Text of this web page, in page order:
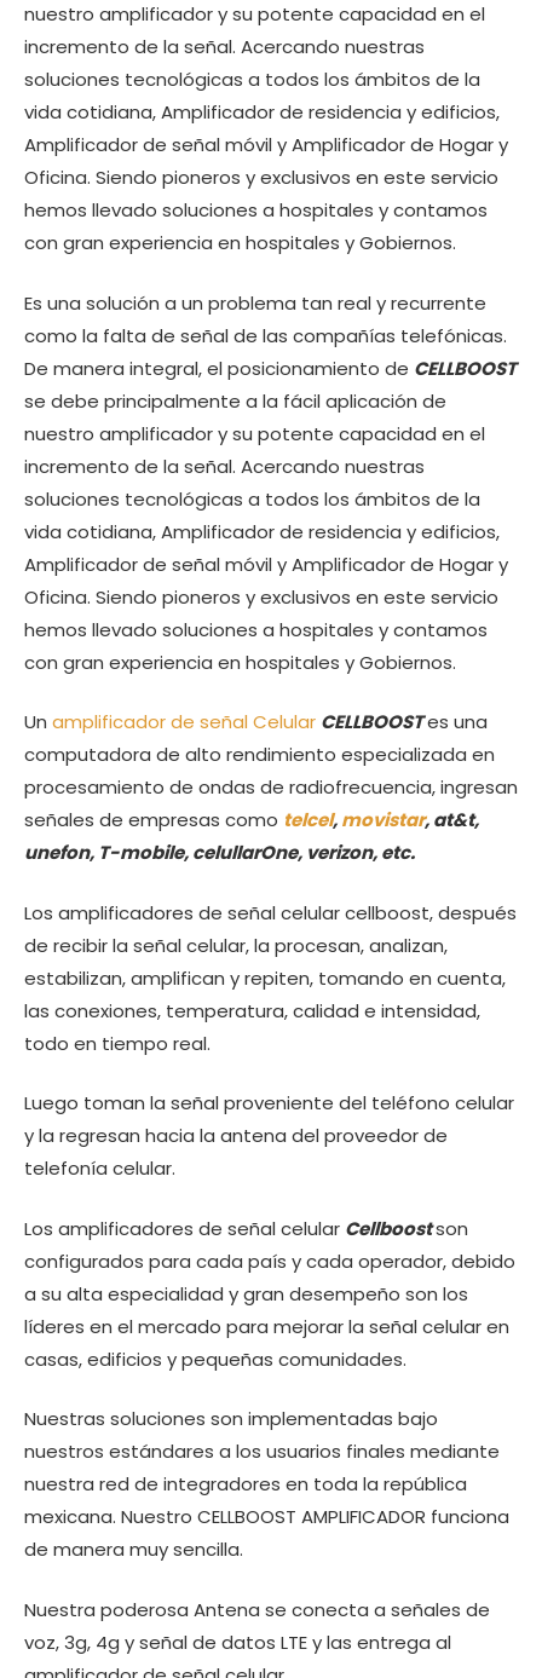
nuestro amplificador y su potente capacidad en el
incremento de la señal. Acercando nuestras
soluciones tecnológicas a todos los ámbitos de la
vida cotidiana, Amplificador de residencia y edificios,
Amplificador de señal móvil y Amplificador de Hogar y
Oficina. Siendo pioneros y exclusivos en este servicio
hemos llevado soluciones a hospitales y contamos
con gran experiencia en hospitales y Gobiernos.
Es una solución a un problema tan real y recurrente
como la falta de señal de las compañías telefónicas.
De manera integral, el posicionamiento de CELLBOOST
se debe principalmente a la fácil aplicación de
nuestro amplificador y su potente capacidad en el
incremento de la señal. Acercando nuestras
soluciones tecnológicas a todos los ámbitos de la
vida cotidiana, Amplificador de residencia y edificios,
Amplificador de señal móvil y Amplificador de Hogar y
Oficina. Siendo pioneros y exclusivos en este servicio
hemos llevado soluciones a hospitales y contamos
con gran experiencia en hospitales y Gobiernos.
Un amplificador de señal Celular CELLBOOSTes una
computadora de alto rendimiento especializada en
procesamiento de ondas de radiofrecuencia, ingresan
señales de empresas como telcel,movistar, at&t,
unefon, T-mobile, celullarOne, verizon, etc.
Los amplificadores de señal celular cellboost, después
de recibir la señal celular, la procesan, analizan,
estabilizan, amplifican y repiten, tomando en cuenta,
las conexiones, temperatura, calidad e intensidad,
todo en tiempo real.
Luego toman la señal proveniente del teléfono celular
y la regresan hacia la antena del proveedor de
telefonía celular.
Los amplificadores de señal celular Cellboostson
configurados para cada país y cada operador, debido
a su alta especialidad y gran desempeño son los
líderes en el mercado para mejorar la señal celular en
casas, edificios y pequeñas comunidades.
Nuestras soluciones son implementadas bajo
nuestros estándares a los usuarios finales mediante
nuestra red de integradores en toda la república
mexicana. Nuestro CELLBOOST AMPLIFICADOR funciona
de manera muy sencilla.
Nuestra poderosa Antena se conecta a señales de
voz, 3g, 4g y señal de datos LTE y las entrega al